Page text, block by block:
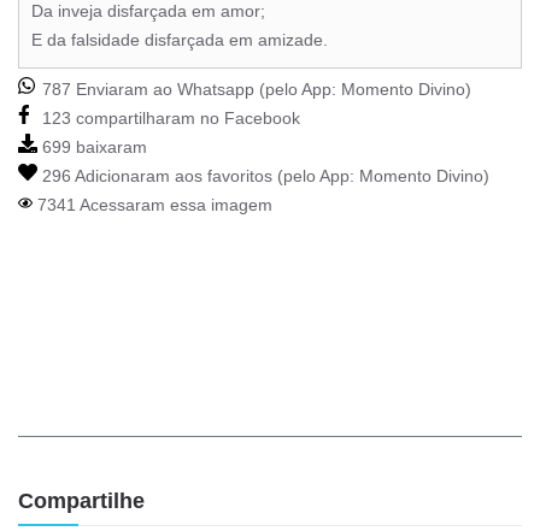
Da inveja disfarçada em amor;
E da falsidade disfarçada em amizade.
787 Enviaram ao Whatsapp (pelo App: Momento Divino)
123 compartilharam no Facebook
699 baixaram
296 Adicionaram aos favoritos (pelo App: Momento Divino)
7341 Acessaram essa imagem
Compartilhe